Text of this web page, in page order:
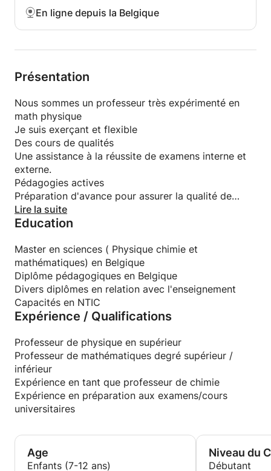
En ligne depuis la Belgique
Présentation
Nous sommes un professeur très expérimenté en
math physique
Je suis exerçant et flexible
Des cours de qualités
Une assistance à la réussite de examens interne et
externe.
Pédagogies actives
Préparation d'avance pour assurer la qualité de
l'enseignement
Suivi après le cours concernant les acquis
L'outil informatique et la simulation pour différencier
et faire comprendre à l'élève
Ce1D
Cess
....
Lire la suite
Education
Master en sciences ( Physique chimie et
mathématiques) en Belgique
Diplôme pédagogiques en Belgique
Divers diplômes en relation avec l'enseignement
Capacités en NTIC
Expérience / Qualifications
Professeur de physique en supérieur
Professeur de mathématiques degré supérieur /
inférieur
Expérience en tant que professeur de chimie
Expérience en préparation aux examens/cours
universitaires
Age
Enfants (7-12 ans)
Niveau du
Débutant